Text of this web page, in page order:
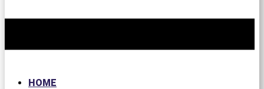
HOME